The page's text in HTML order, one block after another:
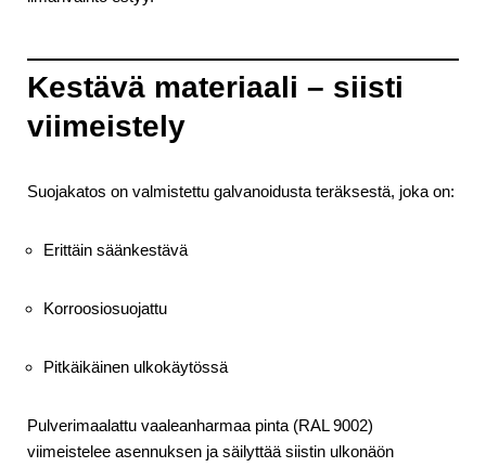
Kestävä materiaali – siisti
viimeistely
Suojakatos on valmistettu galvanoidusta teräksestä, joka on:
Erittäin säänkestävä
Korroosiosuojattu
Pitkäikäinen ulkokäytössä
Pulverimaalattu vaaleanharmaa pinta (RAL 9002)
viimeistelee asennuksen ja säilyttää siistin ulkonäön